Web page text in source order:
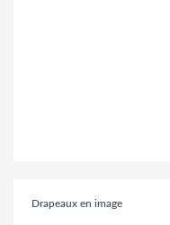
Drapeaux en image